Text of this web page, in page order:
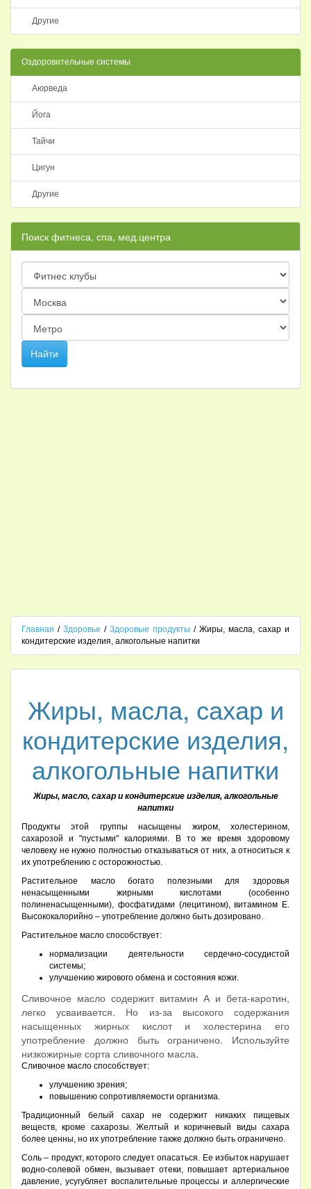
Другие
Оздоровительные системы
Аюрведа
Йога
Тайчи
Цигун
Другие
Поиск фитнеса, спа, мед.центра
Главная / Здоровье / Здоровые продукты / Жиры, масла, сахар и
кондитерские изделия, алкогольные напитки
Жиры, масла, сахар и
кондитерские изделия,
алкогольные напитки
Жиры, масло, сахар и кондитерские изделия, алкогольные
напитки
Продукты этой группы насыщены жиром, холестерином,
сахарозой и "пустыми" калориями. В то же время здоровому
человеку не нужно полностью отказываться от них, а относиться к
их употреблению с осторожностью.
Растительное масло богато полезными для здоровья
ненасыщенными жирными кислотами (особенно
полиненасыщенными), фосфатидами (лецитином), витамином Е.
Высококалорийно – употребление должно быть дозировано.
Растительное масло способствует:
нормализации деятельности сердечно-сосудистой
системы;
улучшению жирового обмена и состояния кожи.
Сливочное масло содержит витамин А и бета-каротин,
легко усваивается. Но из-за высокого содержания
насыщенных жирных кислот и холестерина его
употребление должно быть ограничено. Используйте
низкожирные сорта сливочного масла.
Сливочное масло способствует:
улучшению зрения;
повышению сопротивляемости организма.
Традиционный белый сахар не содержит никаких пищевых
веществ, кроме сахарозы. Желтый и коричневый виды сахара
более ценны, но их употребление также должно быть ограничено.
Соль – продукт, которого следует опасаться. Ее избыток нарушает
водно-солевой обмен, вызывает отеки, повышает артериальное
давление, усугубляет воспалительные процессы и аллергические